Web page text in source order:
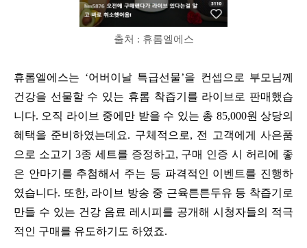
출처 : 휴롬엘에스
휴롬엘에스는 ‘어버이날 특급선물’을 컨셉으로 부모님께
건강을 선물할 수 있는 휴롬 착즙기를 라이브로 판매했습
니다. 오직 라이브 중에만 받을 수 있는 총 85,000원 상당의
혜택을 준비하였는데요. 구체적으로, 전 고객에게 사은품
으로 소고기 3종 세트를 증정하고, 구매 인증 시 허리에 좋
은 안마기를 추첨해서 주는 등 파격적인 이벤트를 진행하
였습니다. 또한, 라이브 방송 중 근육튼튼두유 등 착즙기로
만들 수 있는 건강 음료 레시피를 공개해 시청자들의 적극
적인 구매를 유도하기도 하였죠.